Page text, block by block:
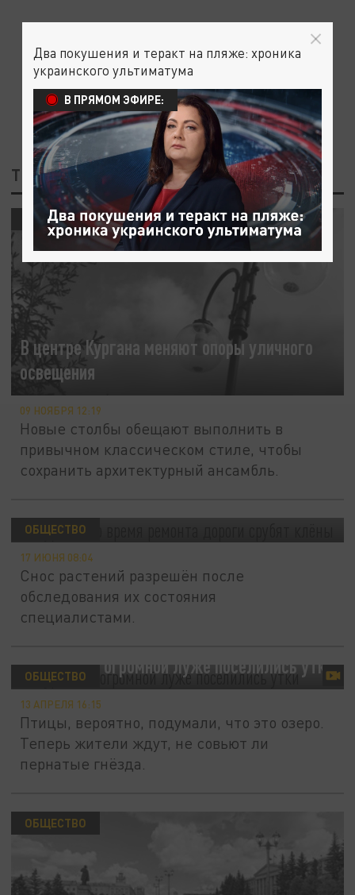
ТЕГ: БЛАГОУСТРОЙСТВО КУРГАН
В центре Кургана меняют опоры уличного
освещения
ОБЩЕСТВО
09 НОЯБРЯ 12:19
Новые столбы обещают выполнить в
привычном классическом стиле, чтобы
сохранить архитектурный ансамбль.
клёны
ОБЩЕСТВО
17 ИЮНЯ 08:04
Снос растений разрешён после
обследования их состояния
специалистами.
В Кургане в огромной луже поселились утки
ОБЩЕСТВО
13 АПРЕЛЯ 16:15
Птицы, вероятно, подумали, что это озеро.
Теперь жители ждут, не совьют ли
пернатые гнёзда.
ОБЩЕСТВО
Два покушения и теракт на пляже: хроника
украинского ультиматума
В ПРЯМОМ ЭФИРЕ: